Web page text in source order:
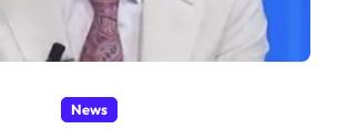
News